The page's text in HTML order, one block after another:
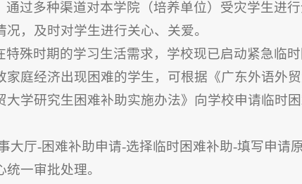
通过多种渠道对本学院（培养单位）受灾学生进
，及时对学生进行关心、关爱。
特殊时期的学习生活需求，学校现已启动紧急临
家庭经济出现困难的学生，可根据《广东外语外
大学研究生困难补助实施办法》向学校申请临时
大厅-困难补助申请-选择临时困难补助-填写申请
一审批处理。